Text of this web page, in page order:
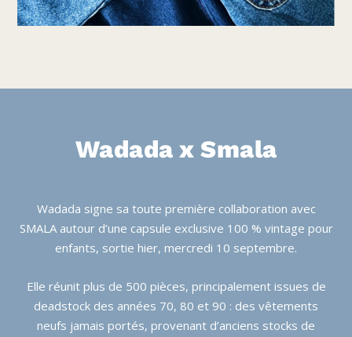
Wadada x Smala
Wadada signe sa toute première collaboration avec
SMALA autour d’une capsule exclusive 100 % vintage pour
enfants, sortie hier, mercredi 10 septembre.
Elle réunit plus de 500 pièces, principalement issues de
deadstock des années 70, 80 et 90 : des vêtements
neufs jamais portés, provenant d’anciens stocks de